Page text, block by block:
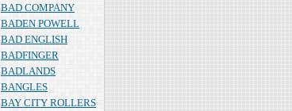
BAD COMPANY
BADEN POWELL
BAD ENGLISH
BADFINGER
BADLANDS
BANGLES
BAY CITY ROLLERS